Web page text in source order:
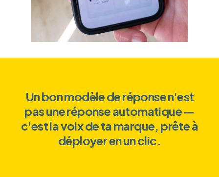
Un bon modèle de réponse n'est
pas une réponse automatique —
c'est la voix de ta marque, prête à
déployer en un clic.